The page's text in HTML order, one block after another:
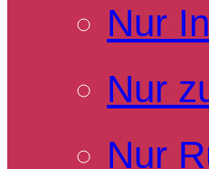
Nur
Nur
Nur